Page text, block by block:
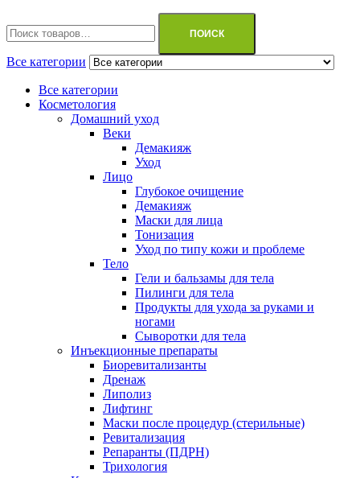
ПОИСК
Все категории
Все категории
Косметология
Домашний уход
Веки
Демакияж
Уход
Лицо
Глубокое очищение
Демакияж
Маски для лица
Тонизация
Уход по типу кожи и проблеме
Тело
Гели и бальзамы для тела
Пилинги для тела
Продукты для ухода за руками и
ногами
Сыворотки для тела
Инъекционные препараты
Биоревитализанты
Дренаж
Липолиз
Лифтинг
Маски после процедур (стерильные)
Ревитализация
Репаранты (ПДРН)
Трихология